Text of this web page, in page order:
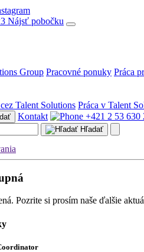
Nájsť pobočku
Group Pracovné ponuky Práca
Talent Solutions Práca v Talent
Kontakt
+421 2 53 630
Hľadať
Pozrite si prosím naše ďalšie